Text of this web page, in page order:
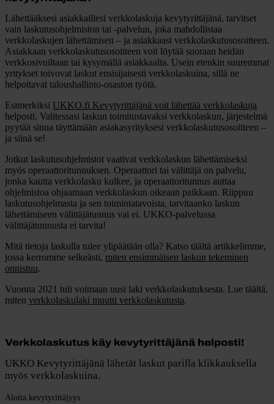
Lähettääksesi asiakkaillesi verkkolaskuja kevytyrittäjänä, tarvitset
vain laskutusohjelmiston tai -palvelun, joka mahdollistaa
verkkolaskujen lähettämisen – ja asiakkaasi verkkolaskutusosoitteen.
Asiakkaan verkkolaskutusosoitteen voit löytää suoraan heidän
verkkosivuiltaan tai kysymällä asiakkaalta. Usein etenkin suuremmat
yritykset toivovat laskut ensisijaisesti verkkolaskuina, sillä ne
helpottavat taloushallinto-osaston työtä.
Esimerkiksi UKKO.fi Kevytyrittäjänä voit lähettää verkkolaskuja
helposti. Valitessasi laskun toimitustavaksi verkkolaskun, järjestelmä
pyytää sinua täyttämään asiakasyrityksesi verkkolaskutusosoitteen –
ja siinä se!
Jotkut laskutusohjelmistot vaativat verkkolaskun lähettämiseksi
myös operaattoritunnuksen. Operaattori tai välittäjä on palvelu,
jonka kautta verkkolasku kulkee, ja operaattoritunnus auttaa
ohjelmistoa ohjaamaan verkkolaskun oikeaan paikkaan. Riippuu
laskutusohjelmasta ja sen toimintatavoista, tarvitaanko laskun
lähettämiseen välittäjätunnus vai ei. UKKO-palvelussa
välittäjätunnusta ei tarvita!
Mitä tietoja laskulla tulee ylipäätään olla? Katso täältä artikkelimme,
jossa kerromme selkeästi, miten ensimmäisen laskun tekeminen
onnistuu.
Vuonna 2021 tuli voimaan uusi laki verkkolaskutuksesta. Lue täältä,
miten verkkolaskulaki muutti verkkolaskutusta.
Verkkolaskutus käy kevytyrittäjänä helposti!
UKKO Kevytyrittäjänä lähetät laskut parilla klikkauksella
myös verkkolaskuina.
Aloita kevytyrittäjyys